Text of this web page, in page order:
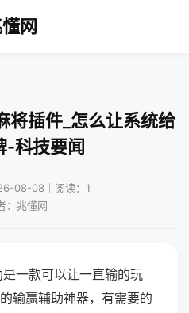
网
将插件_怎么让系统给
-科技要闻
08-08｜阅读：1
：兆懂网
一款可以让一直输的玩
输赢辅助神器，有需要的